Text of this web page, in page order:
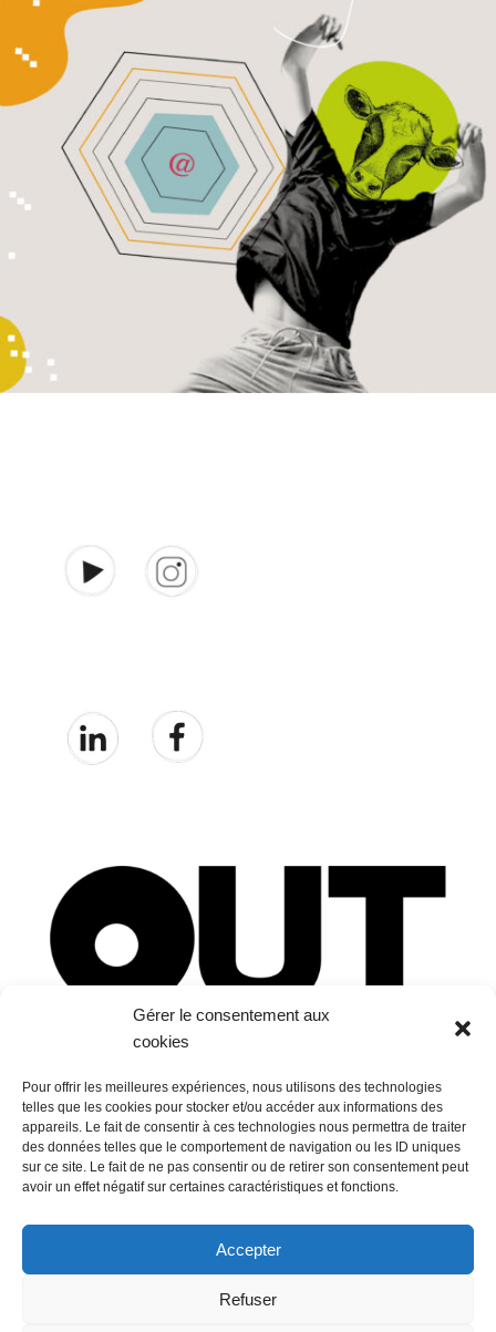
Gérer le consentement aux
cookies
Pour offrir les meilleures expériences, nous utilisons des technologies
telles que les cookies pour stocker et/ou accéder aux informations des
appareils. Le fait de consentir à ces technologies nous permettra de traiter
des données telles que le comportement de navigation ou les ID uniques
sur ce site. Le fait de ne pas consentir ou de retirer son consentement peut
avoir un effet négatif sur certaines caractéristiques et fonctions.
Accepter
Refuser
OUTDOO FACTORY :79 avenue Daniel Hedde 17200 Royan -